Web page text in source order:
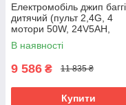
Електромобіль джип баггі
дитячий (пульт 2,4G, 4
мотори 50W, 24V5AH,
музика, світло) Bambi M
5991EBLR-2(24V)
В наявності
9 586 ₴ 11 835 ₴
Купити